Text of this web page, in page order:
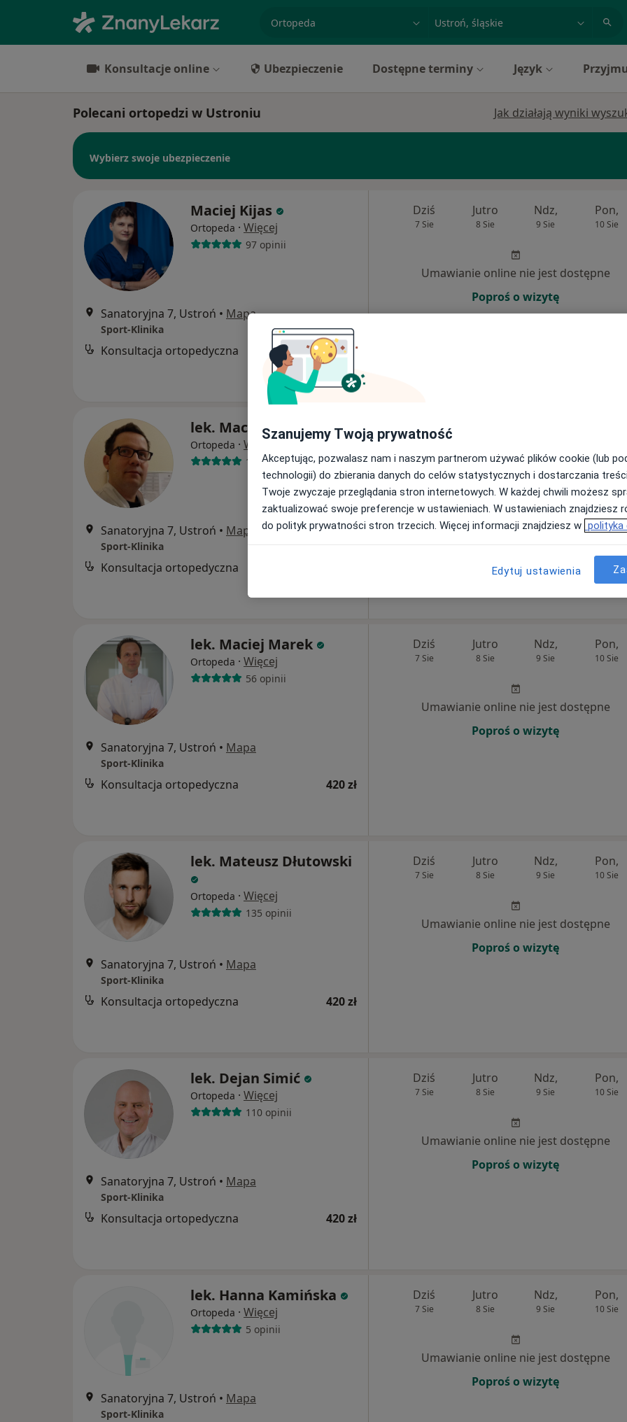
miasto lub dzielnica
Konsultacje online Ubezpieczenie Dostępne terminy Język
Polecani ortopedzi w Ustroniu Jak działają wyniki
Wybierz swoje ubezpieczenie
Maciej Kijas
Ortopeda · Więcej
97 opinii
Sanatoryjna 7, Ustroń • Mapa
Sport-Klinika
Konsultacja ortopedyczna 420 zł
Dziś
7 Sie
Jutro
8 Sie
Ndz,
9 Sie
Pon,
10 Sie
Umawianie online nie jest dostępne
Poproś o wizytę
lek. Maciej Gabryel
Ortopeda · Więcej
1730 opinii
Sanatoryjna 7, Ustroń • Mapa
Sport-Klinika
Konsultacja ortopedyczna
Dziś
7 Sie
Umawianie online nie jest dostępne
Poproś o wizytę
lek. Maciej Marek
Ortopeda · Więcej
56 opinii
Sanatoryjna 7, Ustroń • Mapa
Sport-Klinika
Konsultacja ortopedyczna 420 zł
Dziś
7 Sie
Jutro
8 Sie
Ndz,
9 Sie
Pon,
10 Sie
Umawianie online nie jest dostępne
Poproś o wizytę
lek. Mateusz Dłutowski
Ortopeda · Więcej
135 opinii
Sanatoryjna 7, Ustroń • Mapa
Sport-Klinika
Konsultacja ortopedyczna 420 zł
Dziś
7 Sie
Jutro
8 Sie
Ndz,
9 Sie
Pon,
10 Sie
Umawianie online nie jest dostępne
Poproś o wizytę
lek. Dejan Simić
Ortopeda · Więcej
110 opinii
Sanatoryjna 7, Ustroń • Mapa
Sport-Klinika
Konsultacja ortopedyczna 420 zł
Dziś
7 Sie
Jutro
8 Sie
Ndz,
9 Sie
Pon,
10 Sie
Umawianie online nie jest dostępne
Poproś o wizytę
lek. Hanna Kamińska
Ortopeda · Więcej
5 opinii
Sanatoryjna 7, Ustroń • Mapa
Sport-Klinika
Dziś
7 Sie
Jutro
8 Sie
Ndz,
9 Sie
Pon,
10 Sie
Umawianie online nie jest dostępne
Poproś o wizytę
Szanujemy Twoją prywatność
Akceptując, pozwalasz nam i naszym partnerom używać plików cookie (lub
technologii) do zbierania danych do celów statystycznych i dostarczania
Twoje zwyczaje przeglądania stron internetowych. W każdej chwili możesz
zaktualizować swoje preferencje w ustawieniach. W ustawieniach znajdziesz
do polityk prywatności stron trzecich. Więcej informacji znajdziesz w polityka
Edytuj ustawienia